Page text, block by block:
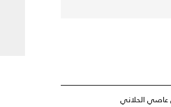
عاصي الحلاني